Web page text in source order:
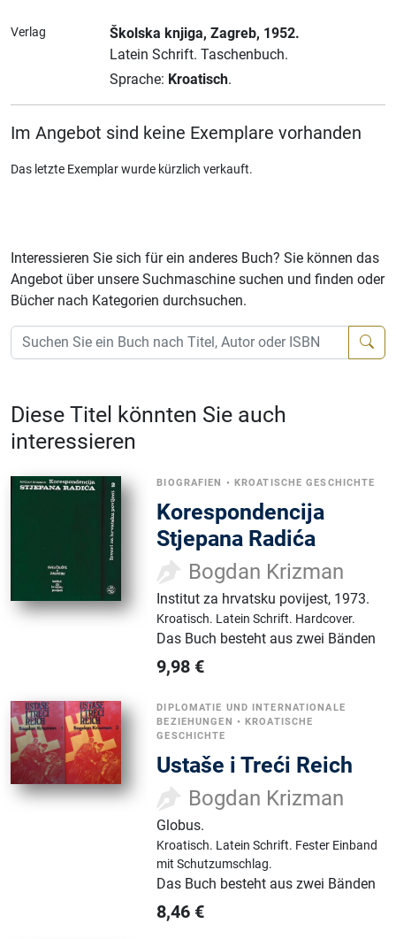
Verlag Školska knjiga, Zagreb, 1952.
Latein Schrift. Taschenbuch.
Sprache: Kroatisch.
Im Angebot sind keine Exemplare vorhanden
Das letzte Exemplar wurde kürzlich verkauft.
Interessieren Sie sich für ein anderes Buch? Sie können das
Angebot über unsere Suchmaschine suchen und finden oder
Bücher nach Kategorien durchsuchen.
Diese Titel könnten Sie auch
interessieren
BIOGRAFIEN • KROATISCHE GESCHICHTE
Korespondencija
Stjepana Radića
Bogdan Krizman
Institut za hrvatsku povijest, 1973.
Kroatisch. Latein Schrift. Hardcover.
Das Buch besteht aus zwei Bänden
9,98 €
DIPLOMATIE UND INTERNATIONALE
BEZIEHUNGEN •KROATISCHE
GESCHICHTE
Ustaše i Treći Reich
Bogdan Krizman
Globus.
Kroatisch. Latein Schrift. Fester Einband
mit Schutzumschlag.
Das Buch besteht aus zwei Bänden
8,46 €